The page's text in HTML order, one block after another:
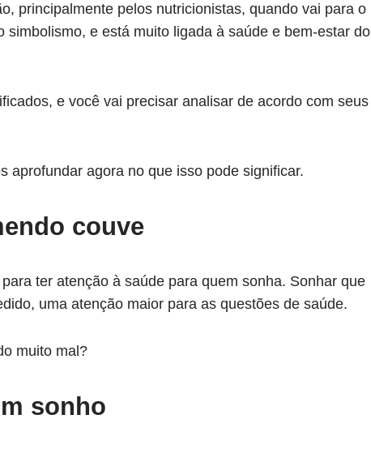
principalmente pelos nutricionistas, quando vai para o
simbolismo, e está muito ligada à saúde e bem-estar do
e você vai precisar analisar de acordo com seus
aprofundar agora no que isso pode significar.
couve
ter atenção à saúde para quem sonha. Sonhar que
uma atenção maior para as questões de saúde.
muito mal?
sonho